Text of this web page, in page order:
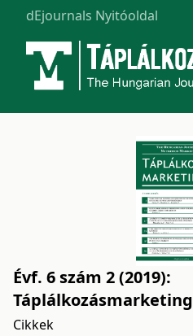
dEjournals Nyitóoldal
Évf. 6 szám 2 (2019):
Táplálkozásmarketing
Cikkek